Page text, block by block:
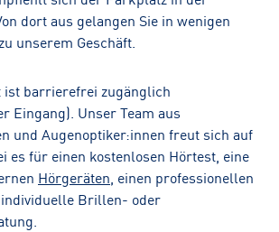
dort aus gelangen Sie in wenigen
unserem Geschäft.
ist barrierefrei zugänglich
Eingang). Unser Team aus
und Augenoptiker:innen freut sich auf
es für einen kostenlosen Hörtest, eine
Hörgeräten , einen professionellen
individuelle Brillen- oder